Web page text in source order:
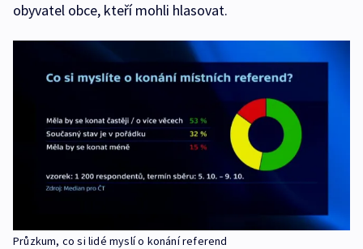
obyvatel obce, kteří mohli hlasovat.
Průzkum, co si lidé myslí o konání referend